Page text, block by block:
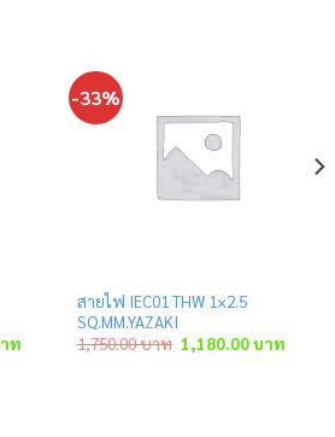
ทCurrent
-33%
สายไฟ IEC01 THW 1×2.5
SQ.MM.YAZAKI
1,750.00บาท Original
price
1,180.00บาท